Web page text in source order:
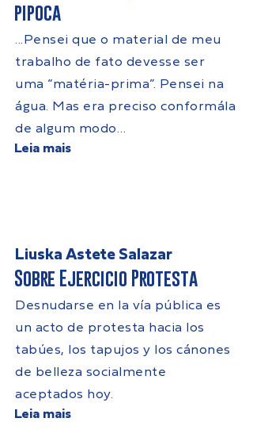
pipoca
...Pensei que o material de meu
trabalho de fato devesse ser
uma “matéria-prima”. Pensei na
água. Mas era preciso conformála
de algum modo…
Leia mais
Liuska Astete Salazar
Sobre Ejercicio Protesta
Desnudarse en la vía pública es
un acto de protesta hacia los
tabúes, los tapujos y los cánones
de belleza socialmente
aceptados hoy.
Leia mais